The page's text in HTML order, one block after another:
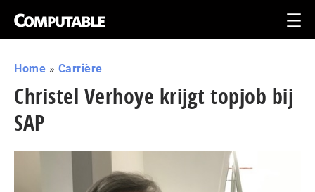
Home » Carrière
Christel Verhoye krijgt topjob bij
SAP